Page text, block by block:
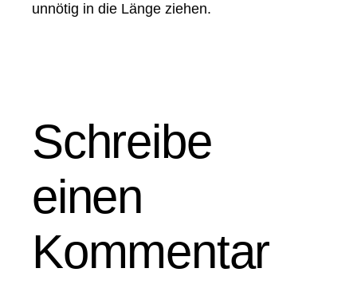
unnötig in die Länge ziehen.
Schreibe
einen
Kommentar